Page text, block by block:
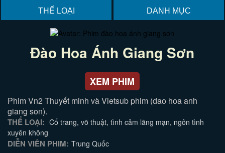
THỂ LOẠI DANH MỤC
Đào Hoa Ánh Giang Sơn
XEM PHIM
Phim Vn2 Thuyết minh và Vietsub phim (dao hoa anh
giang son).
THỂ LOẠI: Cổ trang, võ thuật, tình cảm lãng mạn, ngôn tình
xuyên không
DIỄN VIÊN PHIM: Trung Quốc